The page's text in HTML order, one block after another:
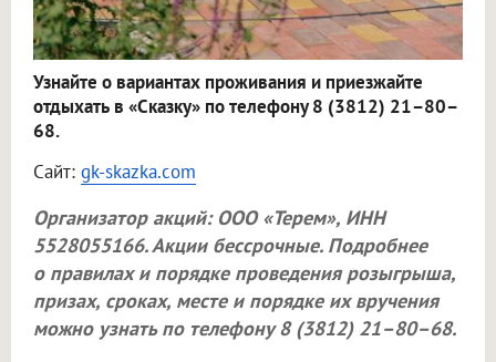
Узнайте о вариантах проживания и приезжайте
отдыхать в «Сказку» по телефону 8 (3812) 21–80–
68.
Сайт: gk-skazka.com
Организатор акций: ООО «Терем», ИНН
5528055166. Акции бессрочные. Подробнее
о правилах и порядке проведения розыгрыша,
призах, сроках, месте и порядке их вручения
можно узнать по телефону 8 (3812) 21–80–68.